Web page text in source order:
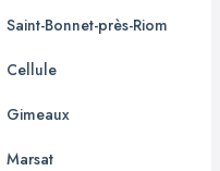
Saint-Bonnet-près-Riom
Cellule
Gimeaux
Marsat